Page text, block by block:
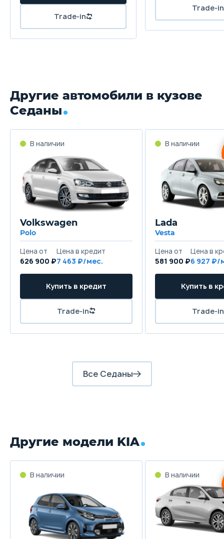
Другие автомобили в кузове
Седаны
Volkswagen
Polo
626 900 ₽7 463
Lada
Vesta
581 900 ₽6 927
Все Седаны
Другие модели KIA